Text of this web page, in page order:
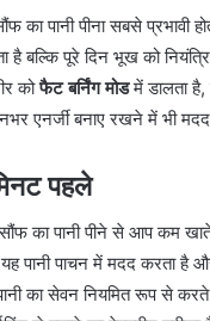
का पानी पीना सबसे प्रभावी
है बल्कि पूरे दिन भूख को
कोफैट बर्निंग मोडमें डालता है,
एनर्जी बनाए रखने में भी
पहले
का पानी पीने से आप कम
यह पानी पाचन में मदद करता है
का सेवन नियमित रूप से